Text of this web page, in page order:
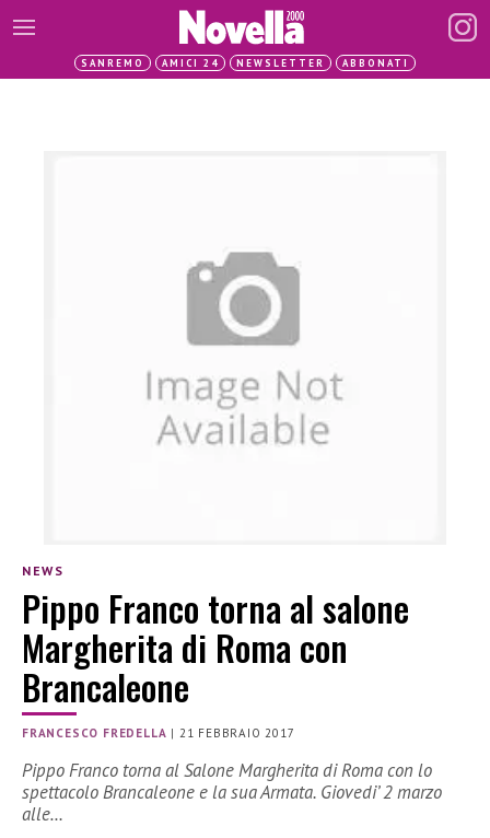
SANREMO AMICI 24 NEWSLETTER ABBONATI
NEWS
Pippo Franco torna al salone
Margherita di Roma con
Brancaleone
FRANCESCO FREDELLA | 21 FEBBRAIO 2017
Pippo Franco torna al Salone Margherita di Roma con lo
spettacolo Brancaleone e la sua Armata. Giovedi’ 2 marzo
alle…